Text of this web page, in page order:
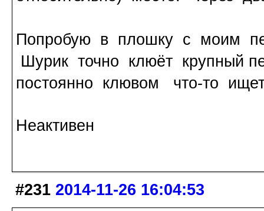
Попробую в плошку с моим
Шурик точно клюёт крупный
постоянно клювом что-то
Неактивен
#231 2014-11-26 16:04:53